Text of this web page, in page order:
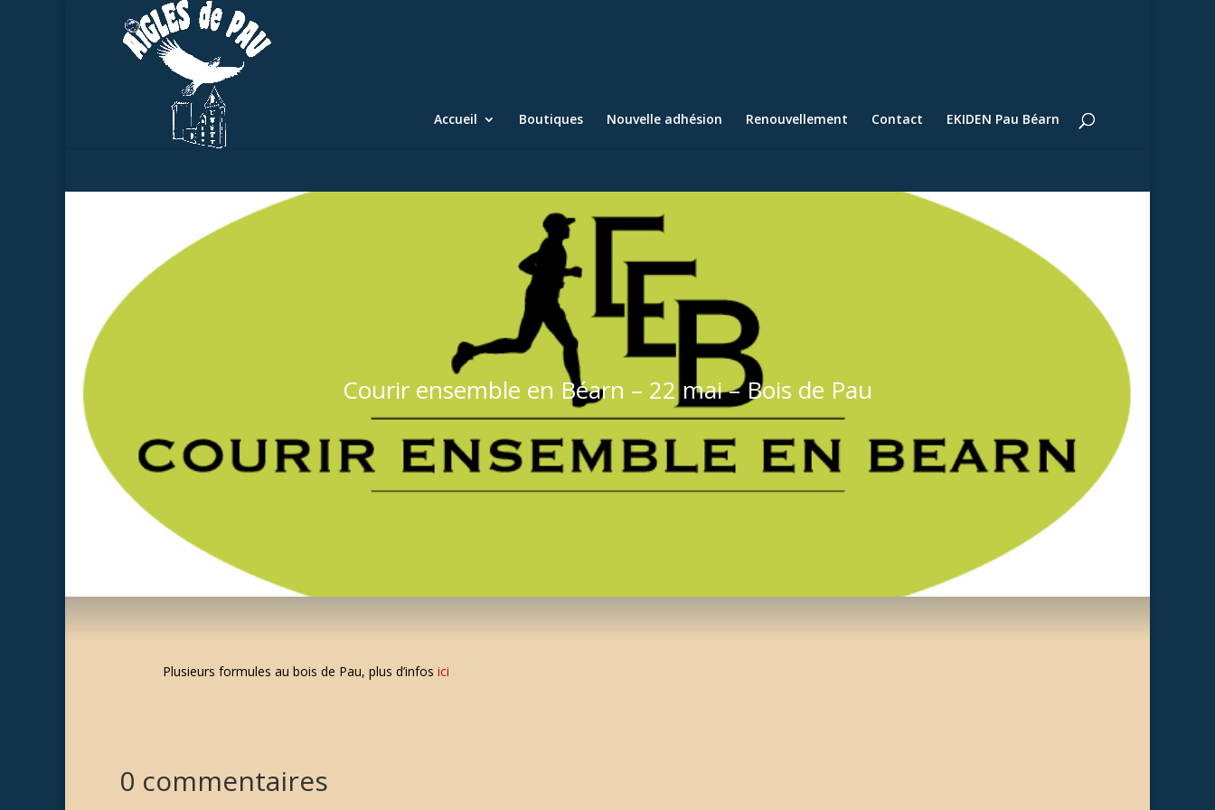
Accueil Boutiques Nouvelle adhésion Renouvellement Contact EKIDEN Pau Béarn
Courir ensemble en Béarn – 22 mai – Bois de Pau
Plusieurs formules au bois de Pau, plus d’infos ici
0 commentaires